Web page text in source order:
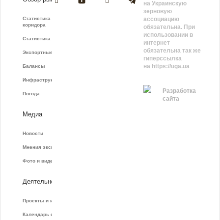
Статистика зернового
коридора
Статистика фрахта
Экспортные показатели
Балансы
Инфраструктура
Погода
Медиа
Новости
Мнения экспертов
Фото и видео
Деятельность
Проекты и инициативы
Календарь событий
на Украинскую
зерновую
ассоциацию
обязательна. При
использовании в
интернет
обязательна так же
гиперссылка
на https://uga.ua
Разработка
сайта